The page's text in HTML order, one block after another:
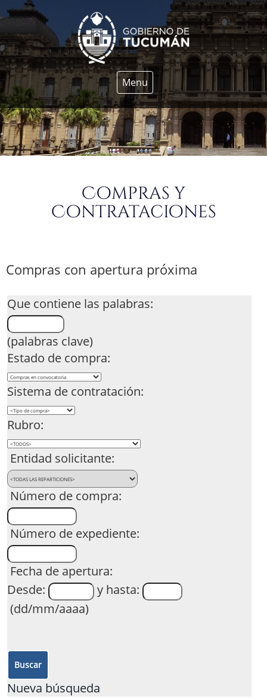
Menu
Compras y
Contrataciones
Compras con apertura próxima
Que contiene las palabras:
(palabras clave)
Estado de compra:
Sistema de contratación:
Rubro:
Entidad solicitante:
Número de compra:
Número de expediente:
Fecha de apertura:
Desde:
y hasta:
(dd/mm/aaaa)
Nueva búsqueda